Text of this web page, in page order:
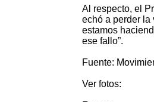
Al respecto, el
echó a perder la
estamos
ese fallo”.
Fuente:
Ver fotos: